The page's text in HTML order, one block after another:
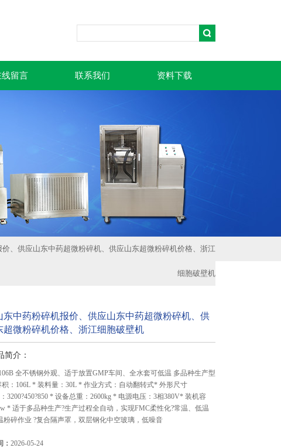
线留言 联系我们 资料下载
、供应山东中药超微粉碎机、供应山东超微粉碎机价格、浙江
细胞破壁机
东中药粉碎机报价、供应山东中药超微粉碎机、供
超微粉碎机价格、浙江细胞破壁机
简介：
全不锈钢外观、适于放置GMP车间、全水套可低温 多品种生产型
：106L * 装料量：30L * 作业方式：自动翻转式* 外形尺寸
：3200?450?850 * 设备总重：2600kg * 电源电压：3相380V* 装机容
* 适于多品种生产?生产过程全自动，实现FMC柔性化?常温、低温
粉碎作业 ?复合隔声罩，双层钢化中空玻璃，低噪音
： 2026-05-24